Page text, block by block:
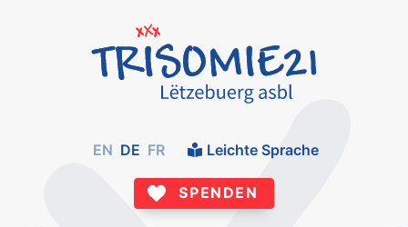
EN DE FR Leichte Sprache
SPENDEN